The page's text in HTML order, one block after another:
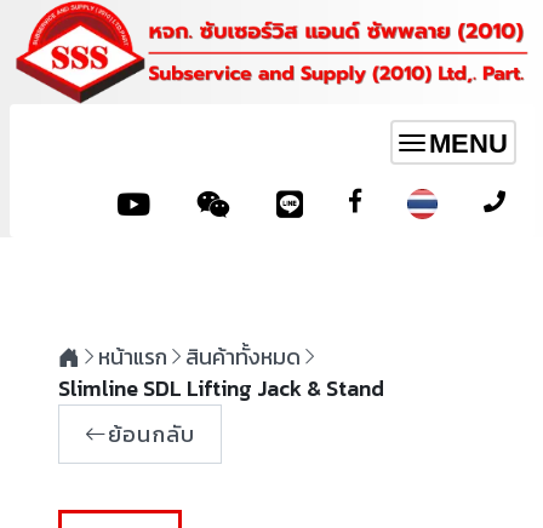
Toggle
navigation
MENU
หน้าแรก
สินค้าทั้งหมด
Slimline SDL Lifting Jack & Stand
ย้อนกลับ